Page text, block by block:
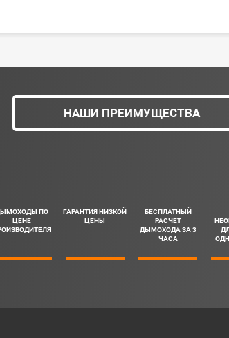
НАШИ ПРЕИМУЩЕСТВА
ПО
ЦЕНЕ
ГАРАНТИЯ НИЗКОЙ
ЦЕНЫ
БЕСПЛАТНЫЙ
РАСЧЕТ
ДЫМОХОДАЗА 3
ЧАСА